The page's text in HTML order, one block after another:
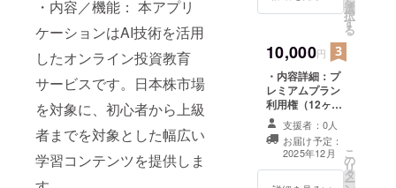
・内容／機能： 本アプリ
ケーションはAI技術を活用
したオンライン投資教育
サービスです。日本株市場
を対象に、初心者から上級
者までを対象とした幅広い
学習コンテンツを提供しま
コード入力後1ヶ
効期限：コード
配布後、1年間有
効
選
択
す
る
10,000円
・内容詳細：プ
レミアムプラン
利用権（12ヶ
月）＋限定AI市
場分析レポート
（月1回×12ヶ月
分） ・提供方
法：メールにて
支援者：0人
お届け予定：
2025年12月
こ
の
リ
タ
ー